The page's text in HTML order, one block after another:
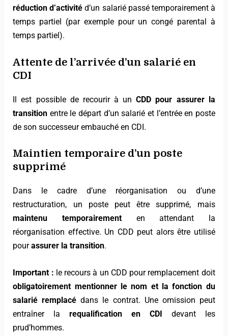
réduction d’activité d’un salarié passé temporairement à
temps partiel (par exemple pour un congé parental à
temps partiel).
Attente de l’arrivée d’un salarié en
CDI
Il est possible de recourir à unCDD pour assurer la
transition entre le départ d’un salarié et l’entrée en poste
de son successeur embauché en CDI.
Maintien temporaire d’un poste
supprimé
Dans le cadre d’une réorganisation ou d’une
restructuration, un poste peut être supprimé, mais
maintenu temporairementen attendant la
réorganisation effective. Un CDD peut alors être utilisé
pourassurer la transition.
Important : le recours à un CDD pour remplacement doit
obligatoirement mentionner le nom et la fonction du
salarié remplacé dans le contrat. Une omission peut
entraîner larequalification en CDI devant les
prud’hommes.